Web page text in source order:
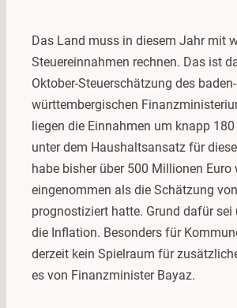
Das Land muss in diesem Jahr mit
Steuereinnahmen rechnen. Das ist
Oktober-Steuerschätzung des baden-
württembergischen
liegen die Einnahmen um knapp
unter dem Haushaltsansatz für
habe bisher über 500 Millionen Euro
eingenommen als die Schätzung
prognostiziert hatte. Grund dafür sei
die Inflation. Besonders für
derzeit kein Spielraum für
es von Finanzminister Bayaz.